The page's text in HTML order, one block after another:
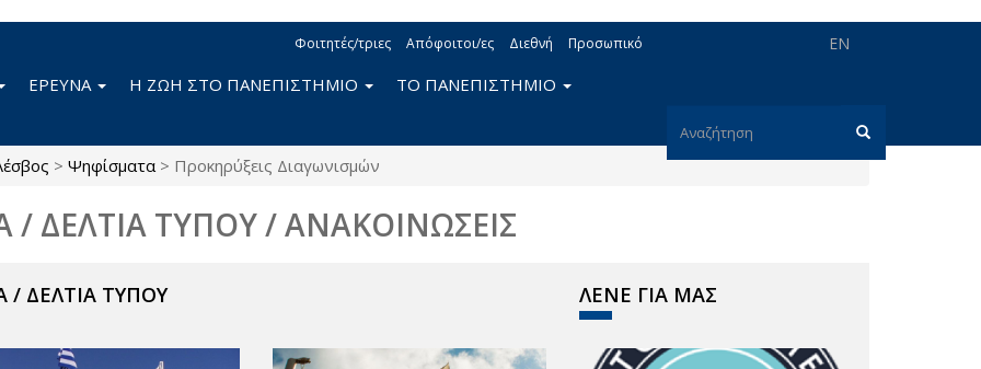
EN
Φοιτητές/τριες Απόφοιτοι/ες Διεθνή Προσωπικό
Φόρμα
ΕΡΕΥΝΑ Η ΖΩΗ ΣΤΟ ΠΑΝΕΠΙΣΤΗΜΙΟ ΤΟ ΠΑΝΕΠΙΣΤΗΜΙΟ
> Ψηφίσματα > Προκηρύξεις Διαγωνισμών
/ ΔΕΛΤΙΑ ΤΥΠΟΥ / ΑΝΑΚΟΙΝΩΣΕΙΣ
/ ΔΕΛΤΙΑ ΤΥΠΟΥ ΛΕΝΕ ΓΙΑ ΜΑΣ